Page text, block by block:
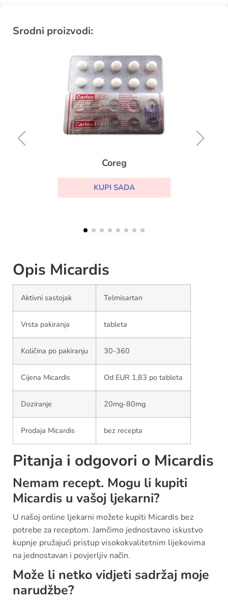
Srodni proizvodi:
Opis Micardis
Aktivni sastojak Telmisartan
Vrsta pakiranja tableta
Količina po pakiranju 30-360
Cijena Micardis Od EUR 1,83 po tableta
Doziranje 20mg-80mg
Prodaja Micardis bez recepta
Pitanja i odgovori o Micardis
Nemam recept. Mogu li kupiti
Micardis u vašoj ljekarni?
U našoj online ljekarni možete kupiti Micardis bez
potrebe za receptom. Jamčimo jednostavno iskustvo
kupnje pružajući pristup visokokvalitetnim lijekovima
na jednostavan i povjerljiv način.
Može li netko vidjeti sadržaj moje
narudžbe?